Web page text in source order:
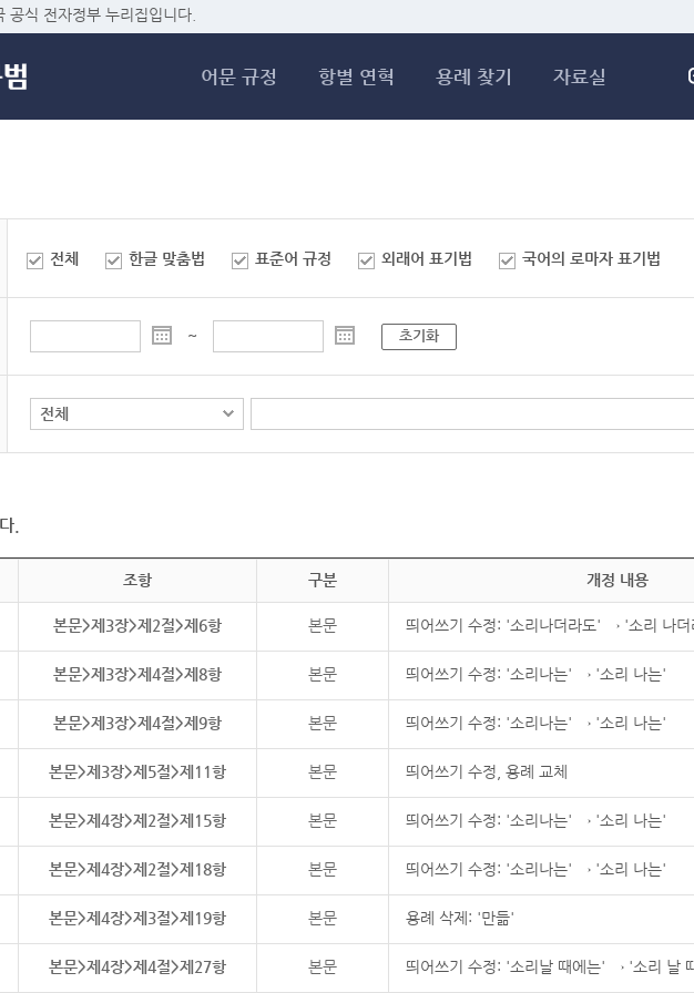
공식 전자정부 누리집입니다.
어문 규정 항별 연혁 용례 찾기 자료실
전체 한글 맞춤법 표준어 규정 외래어 표기법 국어의 로마자 표기법
~ 초기화
.
조항 구분 개정 내용
본문>제3장>제2절>제6항 본문 띄어쓰기 수정: '소리나더라도' → '소리 나더
본문>제3장>제4절>제8항 본문 띄어쓰기 수정: '소리나는' → '소리 나는'
본문>제3장>제4절>제9항 본문 띄어쓰기 수정: '소리나는' → '소리 나는'
본문>제3장>제5절>제11항 본문 띄어쓰기 수정, 용례 교체
본문>제4장>제2절>제15항 본문 띄어쓰기 수정: '소리나는' → '소리 나는'
본문>제4장>제2절>제18항 본문 띄어쓰기 수정: '소리나는' → '소리 나는'
본문>제4장>제3절>제19항 본문 용례 삭제: '만듦'
본문>제4장>제4절>제27항 본문 띄어쓰기 수정: '소리날 때에는' → '소리 날